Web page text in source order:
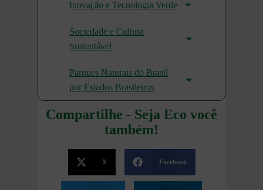
Inovação e Tecnologia Verde
Sociedade e Cultura
Sustentável
Parques Naturais do Brasil
por Estados Brasileiros
Compartilhe - Seja Eco você
também!
X Facebook